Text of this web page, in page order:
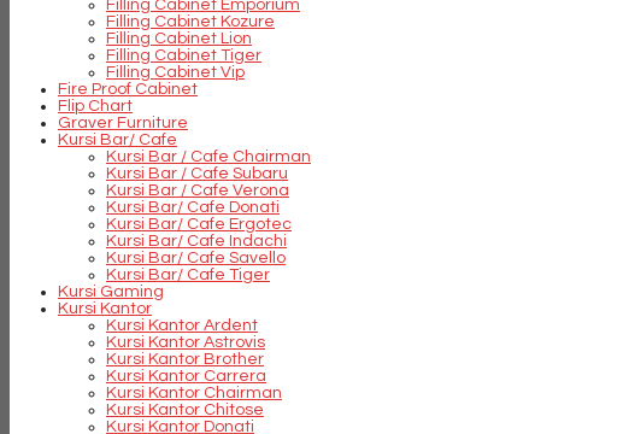
Filling Cabinet Emporium
Filling Cabinet Kozure
Filling Cabinet Lion
Filling Cabinet Tiger
Filling Cabinet Vip
Fire Proof Cabinet
Flip Chart
Graver Furniture
Kursi Bar/ Cafe
Kursi Bar / Cafe Chairman
Kursi Bar / Cafe Subaru
Kursi Bar / Cafe Verona
Kursi Bar/ Cafe Donati
Kursi Bar/ Cafe Ergotec
Kursi Bar/ Cafe Indachi
Kursi Bar/ Cafe Savello
Kursi Bar/ Cafe Tiger
Kursi Gaming
Kursi Kantor
Kursi Kantor Ardent
Kursi Kantor Astrovis
Kursi Kantor Brother
Kursi Kantor Carrera
Kursi Kantor Chairman
Kursi Kantor Chitose
Kursi Kantor Donati